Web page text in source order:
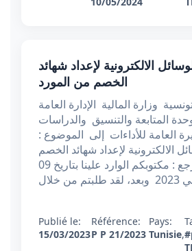
الالكترونية لإعداد شهائد
الخصم من المورد
وزارة المالية الإدارة العامة
المتابعة والتنسيق والدراسات
العامة للأداءات إلى الموضوع :
الالكترونية لإعداد شهائد الخصم
من المورد. المرجع : مكتوبكم الوارد علينا بتاريخ 09
من خلال
Publié le:
15/03/2023
Référence:
P P 21/2023
Pays:
Tunisie,